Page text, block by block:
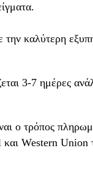
καλύτερη
3-7 ημέρες
ο τρόπος
Western Union